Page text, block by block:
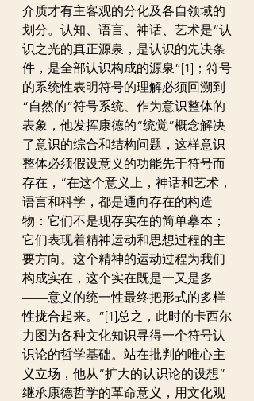
介质才有主客观的分化及各自领域的
划分。认知、语言、神话、艺术是“认
识之光的真正源泉，是认识的先决条
件，是全部认识构成的源泉”[1]；符号
的系统性表明符号的理解必须回溯到
“自然的”符号系统、作为意识整体的
表象，他发挥康德的“统觉”概念解决
了意识的综合和结构问题，这样意识
整体必须假设意义的功能先于符号而
存在，“在这个意义上，神话和艺术，
语言和科学，都是通向存在的构造
物：它们不是现存实在的简单摹本；
它们表现着精神运动和思想过程的主
要方向。这个精神的运动过程为我们
构成实在，这个实在既是一又是多
——意义的统一性最终把形式的多样
性拢合起来。”[1]总之，此时的卡西尔
力图为各种文化知识寻得一个符号认
识论的哲学基础。站在批判的唯心主
义立场，他从“扩大的认识论的设想”
继承康德哲学的革命意义，用文化观